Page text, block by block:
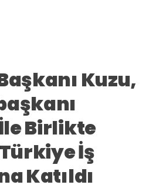
Kuzu,
Birlikte
İş
Katıldı